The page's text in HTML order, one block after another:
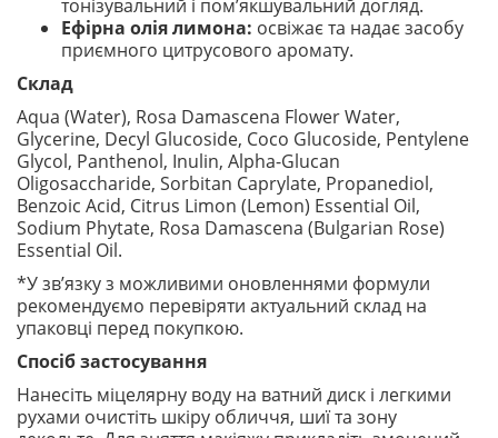
тонізувальний і пом’якшувальний догляд.
Ефірна олія лимона: освіжає та надає засобу
приємного цитрусового аромату.
Склад
Aqua (Water), Rosa Damascena Flower Water,
Glycerine, Decyl Glucoside, Coco Glucoside, Pentylene
Glycol, Panthenol, Inulin, Alpha-Glucan
Oligosaccharide, Sorbitan Caprylate, Propanediol,
Benzoic Acid, Citrus Limon (Lemon) Essential Oil,
Sodium Phytate, Rosa Damascena (Bulgarian Rose)
Essential Oil.
*У зв’язку з можливими оновленнями формули
рекомендуємо перевіряти актуальний склад на
упаковці перед покупкою.
Спосіб застосування
Нанесіть міцелярну воду на ватний диск і легкими
рухами очистіть шкіру обличчя, шиї та зону